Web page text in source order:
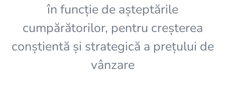
în funcție de așteptările
cumpărătorilor, pentru creșterea
conștientă și strategică a prețului de
vânzare